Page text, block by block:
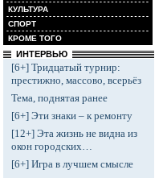
КУЛЬТУРА
СПОРТ
КРОМЕ ТОГО
ИНТЕРВЬЮ
[6+] Тридцатый турнир:
престижно, массово, всерьёз
Тема, поднятая ранее
[6+] Эти знаки – к ремонту
[12+] Эта жизнь не видна из
окон городских…
[6+] Игра в лучшем смысле